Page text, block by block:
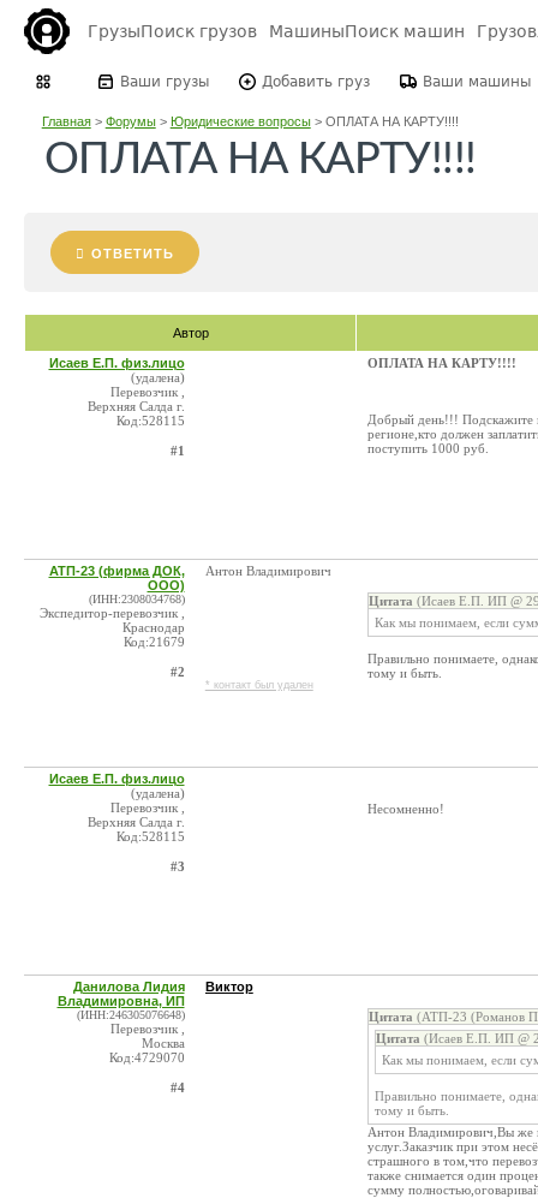
ГрузыПоиск грузов МашиныПоиск машин
Ваши грузы Добавить груз Ваши машины
Главная> Форумы> Юридические вопросы> ОПЛАТА НА КАРТУ!!!!
ОПЛАТА НА КАРТУ!!!!
ОТВЕТИТЬ
Автор
Исаев Е.П. физ.лицо
(удалена)
Перевозчик ,
Верхняя Салда г.
Код:528115
#1
ОПЛАТА НА КАРТУ!!!!
Добрый день!!! Подскажите
регионе,кто должен
поступить 1000 руб.
АТП-23 (фирма ДОК,
ООО)
(ИНН:2308034768)
Экспедитор-перевозчик ,
Краснодар
Код:21679
#2
Антон Владимирович
* контакт был удален
Цитата (Исаев Е.П. ИП @
Как мы понимаем, если
Правильно понимаете,
тому и быть.
Исаев Е.П. физ.лицо
(удалена)
Перевозчик ,
Верхняя Салда г.
Код:528115
#3
Несомненно!
Данилова Лидия
Владимировна, ИП
(ИНН:246305076648)
Перевозчик ,
Москва
Код:4729070
#4
Виктор
Цитата (АТП-23 (Романов
Цитата (Исаев Е.П. ИП @
Как мы понимаем, если
Правильно понимаете,
тому и быть.
Антон Владимирович,Вы же
услуг.Заказчик при этом
страшного в том,что
также снимается один
сумму